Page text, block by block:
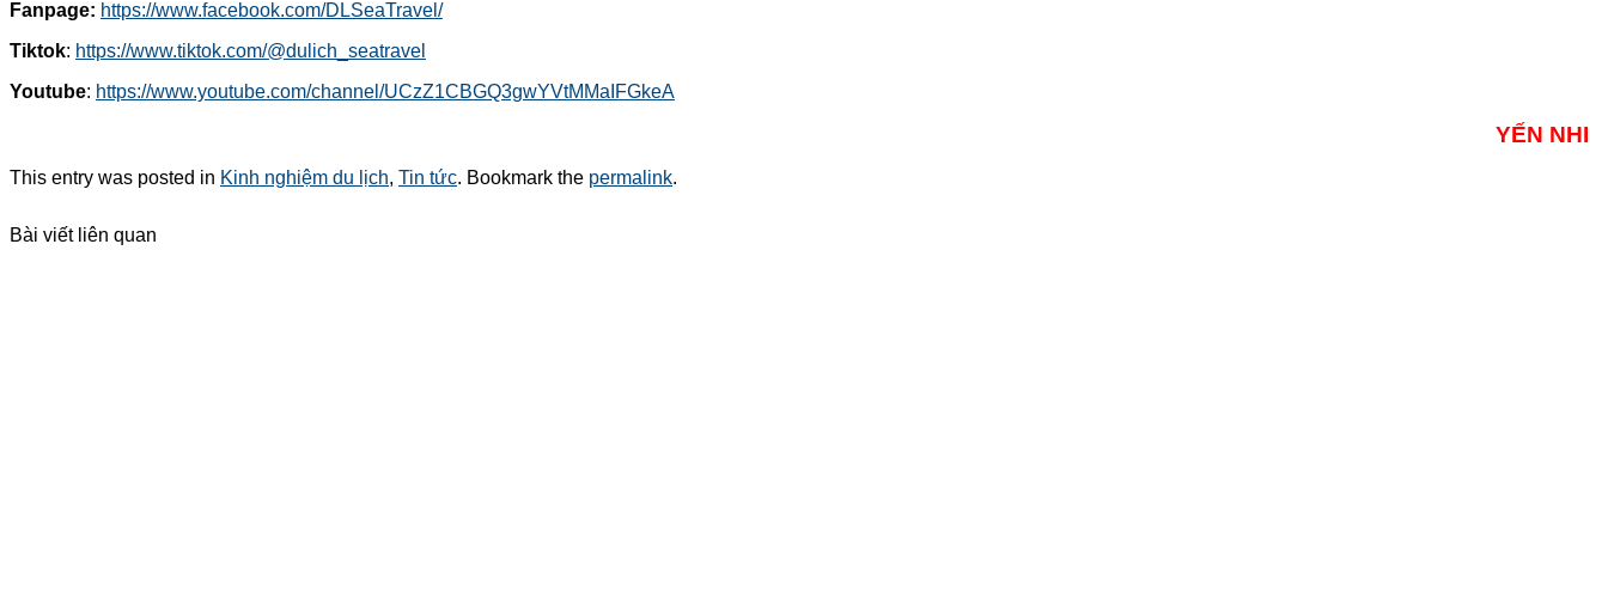
Fanpage: https://www.facebook.com/DLSeaTravel/
Tiktok: https://www.tiktok.com/@dulich_seatravel
Youtube: https://www.youtube.com/channel/UCzZ1CBGQ3gwYVtMMaIFGkeA
YẾN NHI
This entry was posted in Kinh nghiệm du lịch, Tin tức. Bookmark the permalink.
Bài viết liên quan